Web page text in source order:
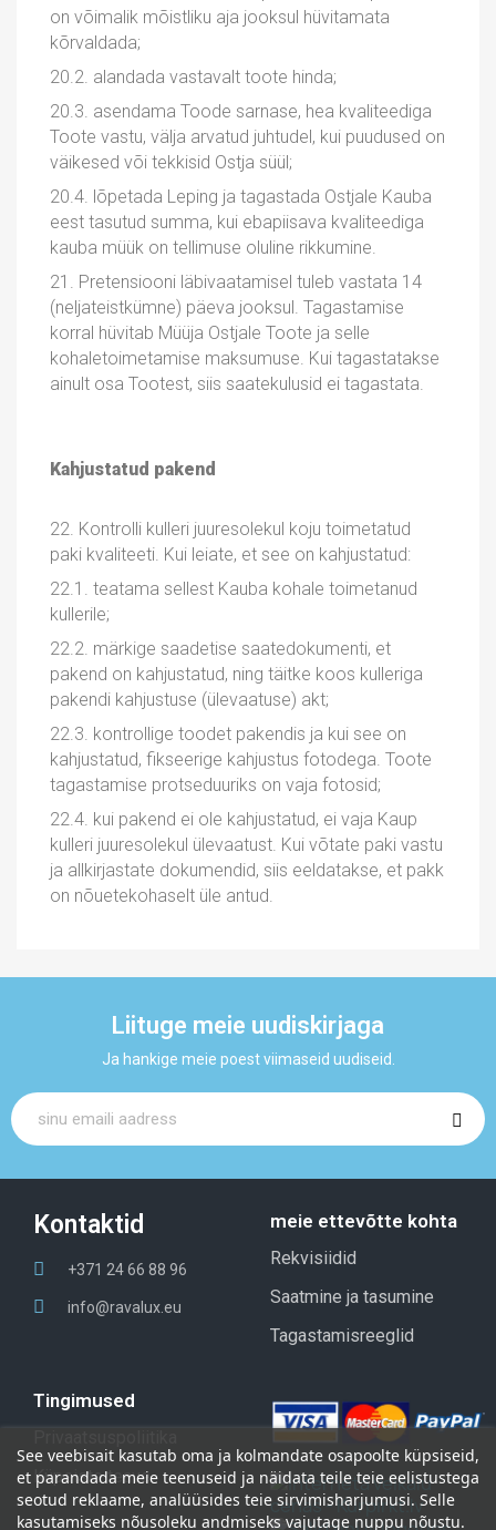
See veebisait kasutab oma ja kolmandate osapoolte küpsiseid,
et parandada meie teenuseid ja näidata teile teie eelistustega
seotud reklaame, analüüsides teie sirvimisharjumusi. Selle
kasutamiseks nõusoleku andmiseks vajutage nuppu nõustu.
on võimalik mõistliku aja jooksul hüvitamata
kõrvaldada;
20.2. alandada vastavalt toote hinda;
20.3. asendama Toode sarnase, hea kvaliteediga
Toote vastu, välja arvatud juhtudel, kui puudused on
väikesed või tekkisid Ostja süül;
20.4. lõpetada Leping ja tagastada Ostjale Kauba
eest tasutud summa, kui ebapiisava kvaliteediga
kauba müük on tellimuse oluline rikkumine.
21. Pretensiooni läbivaatamisel tuleb vastata 14
(neljateistkümne) päeva jooksul. Tagastamise
korral hüvitab Müüja Ostjale Toote ja selle
kohaletoimetamise maksumuse. Kui tagastatakse
ainult osa Tootest, siis saatekulusid ei tagastata.
Kahjustatud pakend
22. Kontrolli kulleri juuresolekul koju toimetatud
paki kvaliteeti. Kui leiate, et see on kahjustatud:
22.1. teatama sellest Kauba kohale toimetanud
kullerile;
22.2. märkige saadetise saatedokumenti, et
pakend on kahjustatud, ning täitke koos kulleriga
pakendi kahjustuse (ülevaatuse) akt;
22.3. kontrollige toodet pakendis ja kui see on
kahjustatud, fikseerige kahjustus fotodega. Toote
tagastamise protseduuriks on vaja fotosid;
22.4. kui pakend ei ole kahjustatud, ei vaja Kaup
kulleri juuresolekul ülevaatust. Kui võtate paki vastu
ja allkirjastate dokumendid, siis eeldatakse, et pakk
on nõuetekohaselt üle antud.
Liituge meie uudiskirjaga
Ja hankige meie poest viimaseid uudiseid.
Kontaktid
+371 24 66 88 96
info@ravalux.eu
meie ettevõtte kohta
Rekvisiidid
Saatmine ja tasumine
Tagastamisreeglid
Tingimused
Küpsiste teave